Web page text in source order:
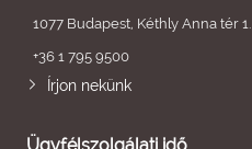
1077 Budapest, Kéthly Anna tér 1.
+36 1 795 9500
Írjon nekünk